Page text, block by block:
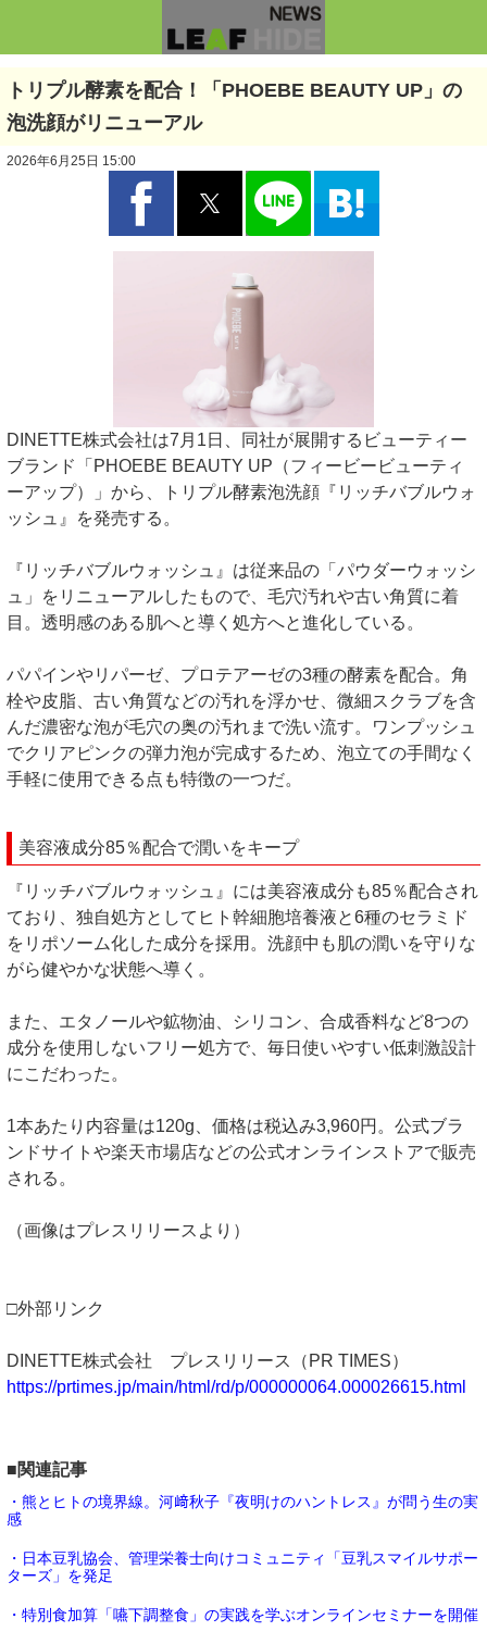
トリプル酵素を配合！「PHOEBE BEAUTY UP」の
泡洗顔がリニューアル
2026年6月25日 15:00
DINETTE株式会社は7月1日、同社が展開するビューティー
ブランド「PHOEBE BEAUTY UP（フィービービューティ
ーアップ）」から、トリプル酵素泡洗顔『リッチバブルウォ
ッシュ』を発売する。
『リッチバブルウォッシュ』は従来品の「パウダーウォッシ
ュ」をリニューアルしたもので、毛穴汚れや古い角質に着
目。透明感のある肌へと導く処方へと進化している。
パパインやリパーゼ、プロテアーゼの3種の酵素を配合。角
栓や皮脂、古い角質などの汚れを浮かせ、微細スクラブを含
んだ濃密な泡が毛穴の奥の汚れまで洗い流す。ワンプッシュ
でクリアピンクの弾力泡が完成するため、泡立ての手間なく
手軽に使用できる点も特徴の一つだ。
美容液成分85％配合で潤いをキープ
『リッチバブルウォッシュ』には美容液成分も85％配合され
ており、独自処方としてヒト幹細胞培養液と6種のセラミド
をリポソーム化した成分を採用。洗顔中も肌の潤いを守りな
がら健やかな状態へ導く。
また、エタノールや鉱物油、シリコン、合成香料など8つの
成分を使用しないフリー処方で、毎日使いやすい低刺激設計
にこだわった。
1本あたり内容量は120g、価格は税込み3,960円。公式ブラ
ンドサイトや楽天市場店などの公式オンラインストアで販売
される。
（画像はプレスリリースより）
□外部リンク
DINETTE株式会社 プレスリリース（PR TIMES）
https://prtimes.jp/main/html/rd/p/000000064.000026615.html
■関連記事
・熊とヒトの境界線。河﨑秋子『夜明けのハントレス』が問う生の実
感
・日本豆乳協会、管理栄養士向けコミュニティ「豆乳スマイルサポー
ターズ」を発足
・特別食加算「嚥下調整食」の実践を学ぶオンラインセミナーを開催